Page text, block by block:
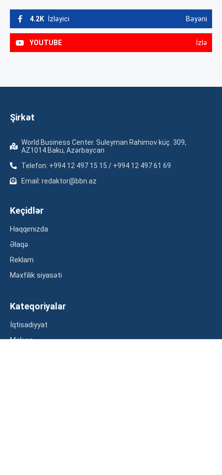
4.2K İzləyici Bəyəni
YOUTUBE İzlə
Şirkət
World Business Center. Suleyman Rahimov küç. 309,
AZ1014 Baku, Azərbaycan
Telefon: +994 12 497 15 15 / +994 12 497 61 69
Email: redaktor@bbn.az
Keçidlər
Haqqımızda
Əlaqə
Reklam
Məxfilik siyasəti
Kateqoriyalar
İqtisadiyyat
Maliyyə